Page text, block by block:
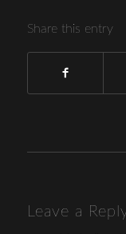
Share this entry
Leave a